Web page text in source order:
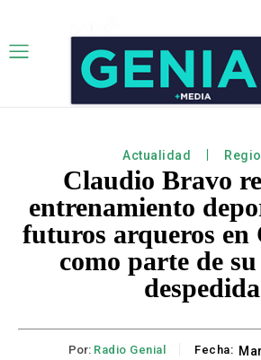
Actualidad
Claudio Bravo
entrenamiento
futuros arqueros en
como parte de
despedida
Por: Radio Genial Fecha: